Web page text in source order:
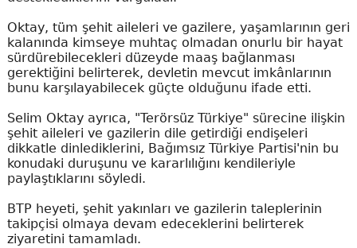
Oktay, tüm şehit aileleri ve gazilere, yaşamlarının geri
kalanında kimseye muhtaç olmadan onurlu bir hayat
sürdürebilecekleri düzeyde maaş bağlanması
gerektiğini belirterek, devletin mevcut imkânlarının
bunu karşılayabilecek güçte olduğunu ifade etti.
Selim Oktay ayrıca, "Terörsüz Türkiye" sürecine ilişkin
şehit aileleri ve gazilerin dile getirdiği endişeleri
dikkatle dinlediklerini, Bağımsız Türkiye Partisi'nin bu
konudaki duruşunu ve kararlılığını kendileriyle
paylaştıklarını söyledi.
BTP heyeti, şehit yakınları ve gazilerin taleplerinin
takipçisi olmaya devam edeceklerini belirterek
ziyaretini tamamladı.